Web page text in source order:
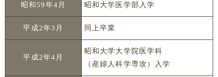
昭和59年4月 昭和大学医学部入学
平成2年3月 同上卒業
平成2年4月
昭和大学大学院医学科
（産婦人科学専攻）入学